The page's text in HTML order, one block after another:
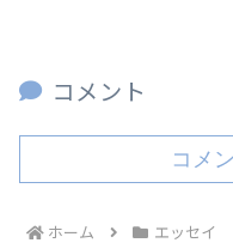
コメント
コメ
ホーム エッセイ